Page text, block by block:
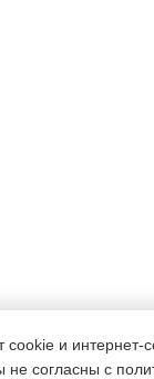
cookie и
согласны с